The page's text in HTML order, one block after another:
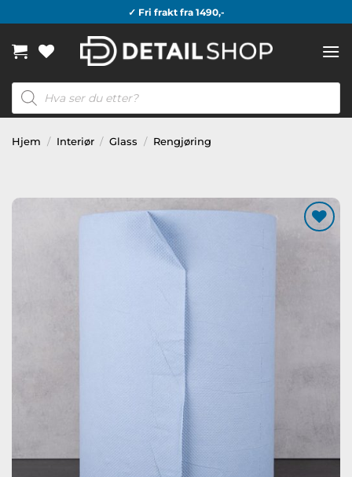
to
content
✓ Fri frakt fra 1490,-
Products
search
Hjem / Interiør / Glass / Rengjøring